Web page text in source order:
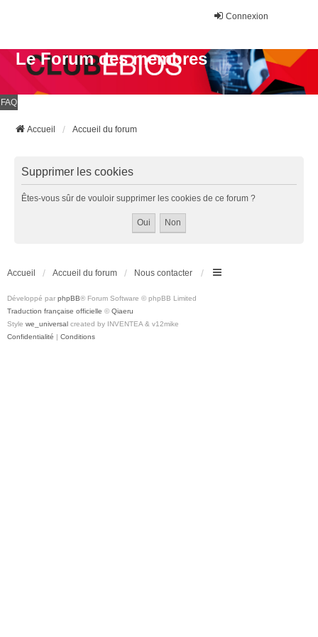
Connexion
Le Forum des membres
FAQ
Accueil Accueil du forum
Supprimer les cookies
Êtes-vous sûr de vouloir supprimer les cookies de ce forum ?
Accueil Accueil du forum Nous contacter
Développé par phpBB® Forum Software © phpBB Limited
Traduction française officielle © Qiaeru
Style we_universal created by INVENTEA & v12mike
Confidentialité | Conditions